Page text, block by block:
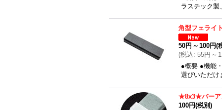
ラスチック
角型フェライ
50円 ～ 100円(
(税込: 55円 ～
●概要 ●機能
選びいただ
★8x3★バーア
100円(税別)